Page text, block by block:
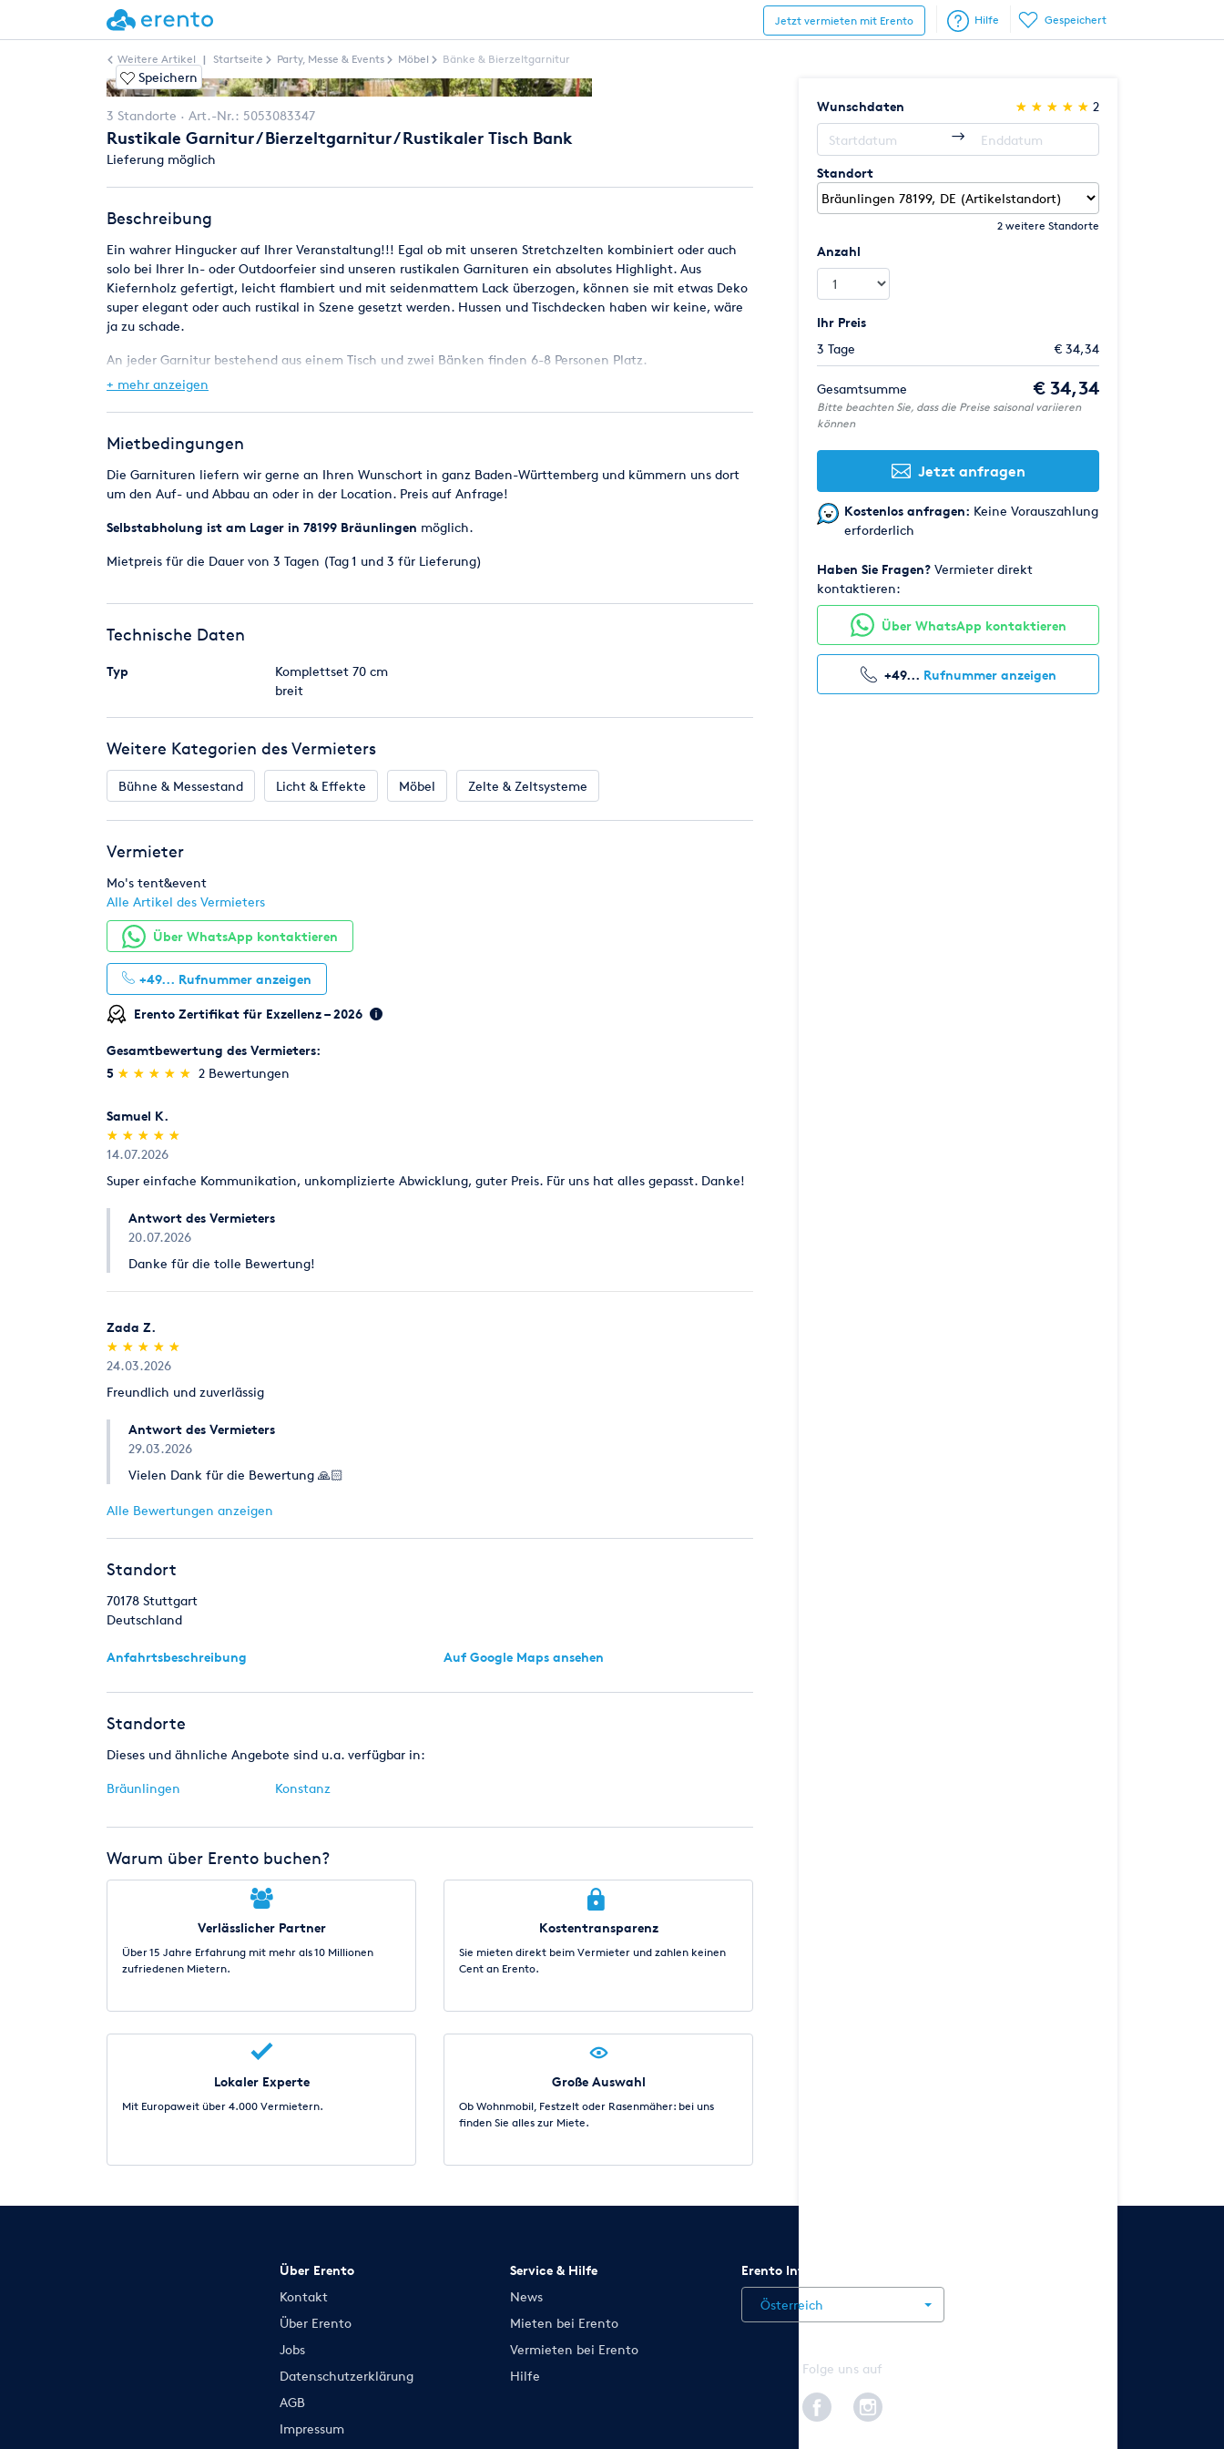
Gespeichert
Jetzt vermieten mit Erento Hilfe
Weitere Artikel | Startseite Party, Messe & Events Möbel Bänke & Bierzeltgarnitur
Speichern
3 Standorte Art.-Nr.: 5053083347
Rustikale Garnitur / Bierzeltgarnitur / Rustikaler Tisch Bank
Lieferung möglich
Beschreibung
Ein wahrer Hingucker auf Ihrer Veranstaltung!!! Egal ob mit unseren Stretchzelten kombiniert oder auch
solo bei Ihrer In- oder Outdoorfeier sind unseren rustikalen Garnituren ein absolutes Highlight. Aus
Kiefernholz gefertigt, leicht flambiert und mit seidenmattem Lack überzogen, können sie mit etwas Deko
super elegant oder auch rustikal in Szene gesetzt werden. Hussen und Tischdecken haben wir keine, wäre
ja zu schade.
An jeder Garnitur bestehend aus einem Tisch und zwei Bänken finden 6-8 Personen Platz.
Selbstabholung ist am Lager in 78199 Bräunlingen!!! Lieferung gegen Aufpreis möglich, sprechen Sie uns
gerne darauf an.
Die Maße stehend:
Tisch 205cm/70cm/75cm (L/B/H)
Bank 205c,/27cm/46cm (L/B/H)
Das Packmaß :
Tisch 205cm/70cm/8cm (L/B/H) Gewicht pro Stk. 27kg
+ mehr anzeigen
Mietbedingungen
Die Garnituren liefern wir gerne an Ihren Wunschort in ganz Baden-Württemberg und kümmern uns dort
um den Auf- und Abbau an oder in der Location. Preis auf Anfrage!
Selbstabholung ist am Lager in 78199 Bräunlingen möglich.
Mietpreis für die Dauer von 3 Tagen (Tag 1 und 3 für Lieferung)
Technische Daten
Typ
Komplettset 70 cm
breit
Weitere Kategorien des Vermieters
Bühne & Messestand Licht & Effekte Möbel Zelte & Zeltsysteme
Vermieter
Mo's tent&event
Alle Artikel des Vermieters
Über WhatsApp kontaktieren
+49... Rufnummer anzeigen
Erento Zertifikat für Exzellenz – 2026
Gesamtbewertung des Vermieters:
5 (*)
★
★
(*) ★
★
(*) ★
★
(*) ★
★
(*) ★
★ 2 Bewertungen
Samuel K.
(*)
★
★
(*) ★
★
(*) ★
★
(*) ★
★
(*) ★
★
14.07.2026
Super einfache Kommunikation, unkomplizierte Abwicklung, guter Preis. Für uns hat alles gepasst. Danke!
Antwort des Vermieters
20.07.2026
Danke für die tolle Bewertung!
Zada Z.
(*)
★
★
(*) ★
★
(*) ★
★
(*) ★
★
(*) ★
★
24.03.2026
Freundlich und zuverlässig
Antwort des Vermieters
29.03.2026
Vielen Dank für die Bewertung 🙏🏻
Alle Bewertungen anzeigen
Standort
70178 Stuttgart
Deutschland
Anfahrtsbeschreibung Auf Google Maps ansehen
Standorte
Dieses und ähnliche Angebote sind u.a. verfügbar in:
Bräunlingen Konstanz
Warum über Erento buchen?
Verlässlicher Partner
Über 15 Jahre Erfahrung mit mehr als 10 Millionen
zufriedenen Mietern.
Lokaler Experte
Mit Europaweit über 4.000 Vermietern.
Kostentransparenz
Sie mieten direkt beim Vermieter und zahlen keinen
Cent an Erento.
Große Auswahl
Ob Wohnmobil, Festzelt oder Rasenmäher: bei uns
finden Sie alles zur Miete.
Wunschdaten (*)
★
★
(*) ★
★
(*) ★
★
(*) ★
★
(*) ★
★ 2
Standort
2 weitere Standorte
Anzahl
Ihr Preis
3 Tage
€ 34,34
Gesamtsumme € 34,34
Bitte beachten Sie, dass die Preise saisonal variieren
können
Jetzt anfragen
Kostenlos anfragen: Keine Vorauszahlung
erforderlich
Haben Sie Fragen? Vermieter direkt
kontaktieren:
Über WhatsApp kontaktieren
+49... Rufnummer anzeigen
Über Erento
Kontakt
Über Erento
Jobs
Datenschutzerklärung
AGB
Impressum
Service & Hilfe
News
Mieten bei Erento
Vermieten bei Erento
Hilfe
Erento International
Österreich
Folge uns auf